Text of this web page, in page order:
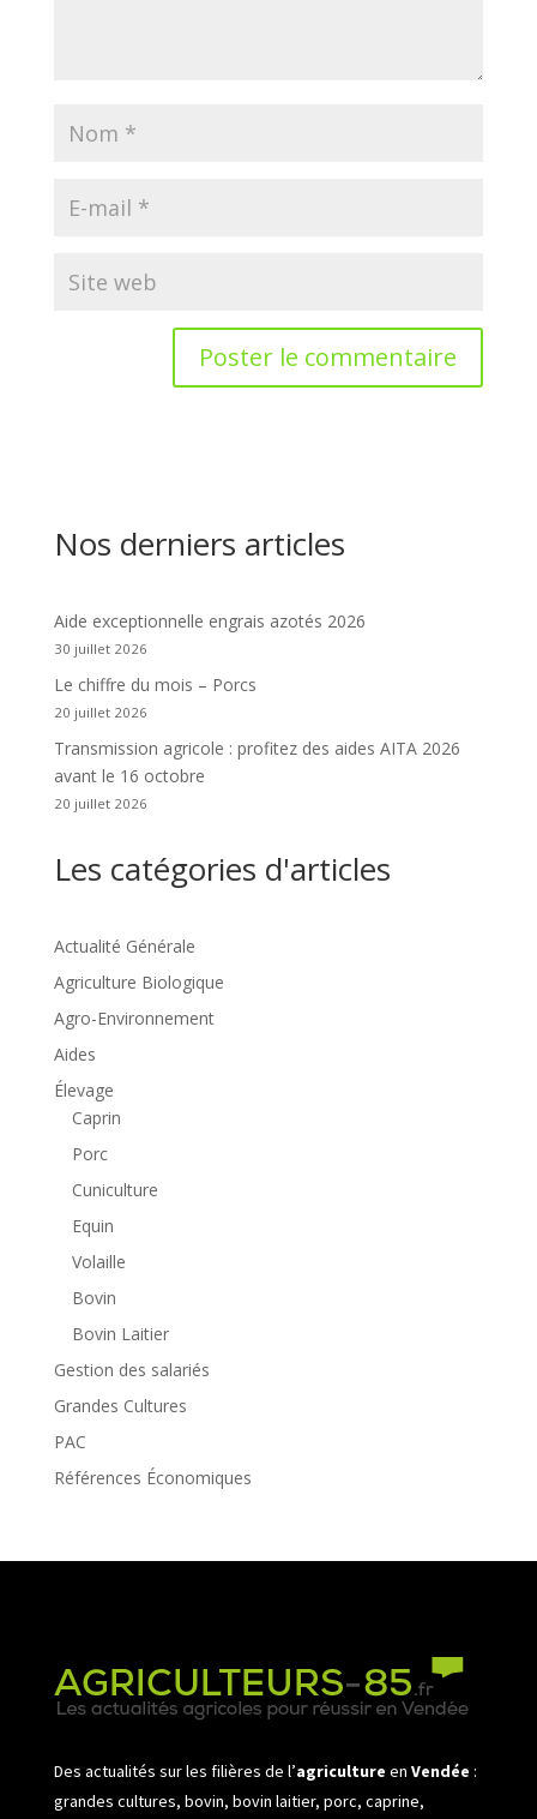
Nos derniers articles
Aide exceptionnelle engrais azotés 2026
30 juillet 2026
Le chiffre du mois – Porcs
20 juillet 2026
Transmission agricole : profitez des aides AITA 2026
avant le 16 octobre
20 juillet 2026
Les catégories d'articles
Actualité Générale
Agriculture Biologique
Agro-Environnement
Aides
Élevage
Caprin
Porc
Cuniculture
Equin
Volaille
Bovin
Bovin Laitier
Gestion des salariés
Grandes Cultures
PAC
Références Économiques
Des actualités sur les filières de l’agriculture en Vendée :
grandes cultures, bovin, bovin laitier, porc, caprine,